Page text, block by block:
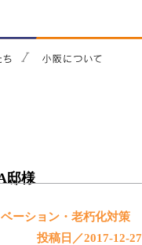
邸様
ーション・老朽化対策
投稿日／2017-12-27